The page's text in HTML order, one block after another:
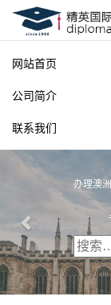
网站首页
公司简介
联系我们
办理澳